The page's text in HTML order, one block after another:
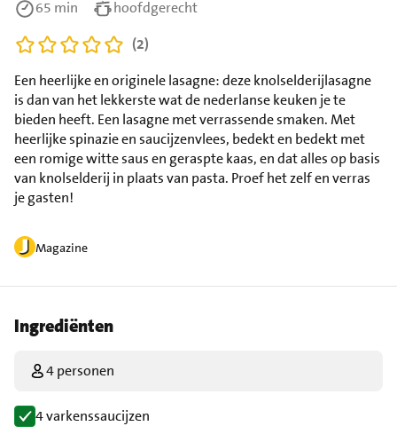
Magazine
Een heerlijke en originele lasagne: deze knolselderijlasagne
is dan van het lekkerste wat de nederlanse keuken je te
bieden heeft. Een lasagne met verrassende smaken. Met
heerlijke spinazie en saucijzenvlees, bedekt en bedekt met
een romige witte saus en geraspte kaas, en dat alles op basis
van knolselderij in plaats van pasta. Proef het zelf en verras
je gasten!
65 min
hoofdgerecht
(2)
Ingrediënten
4 personen
4 varkenssaucijzen